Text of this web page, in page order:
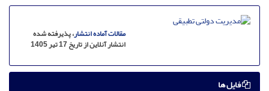
مقالات آماده انتشار، پذیرفته شده
انتشار آنلاین از تاریخ 17 تیر 1405
فایل ها